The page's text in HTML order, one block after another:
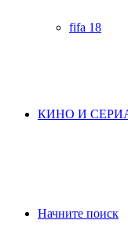
fifa 18
КИНО И
Начните поиск